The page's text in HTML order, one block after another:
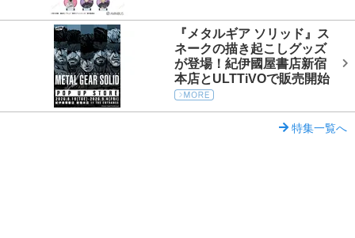
『メタルギア ソリッド』ス
ネークの描き起こしグッズ
が登場！紀伊國屋書店新宿
本店とULTTiVOで販売開始
特集一覧へ